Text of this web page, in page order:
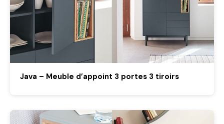
Java – Meuble d’appoint 3 portes 3 tiroirs